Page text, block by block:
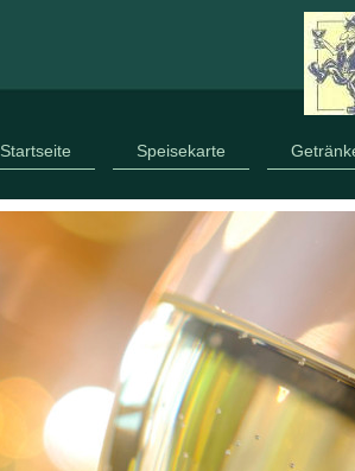
Startseite Speisekarte